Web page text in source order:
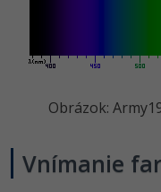
Obrázok:
Vnímanie